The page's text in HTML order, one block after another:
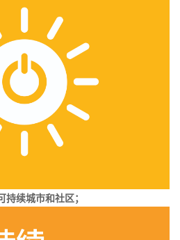
持续城市和社区；